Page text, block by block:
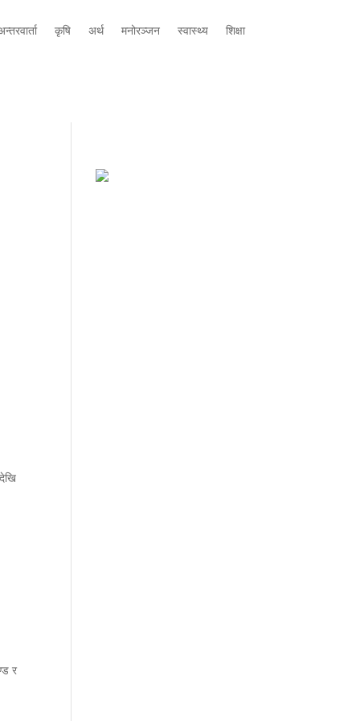
कृषि अर्थ मनोरञ्जन स्वास्थ्य शिक्षा
र